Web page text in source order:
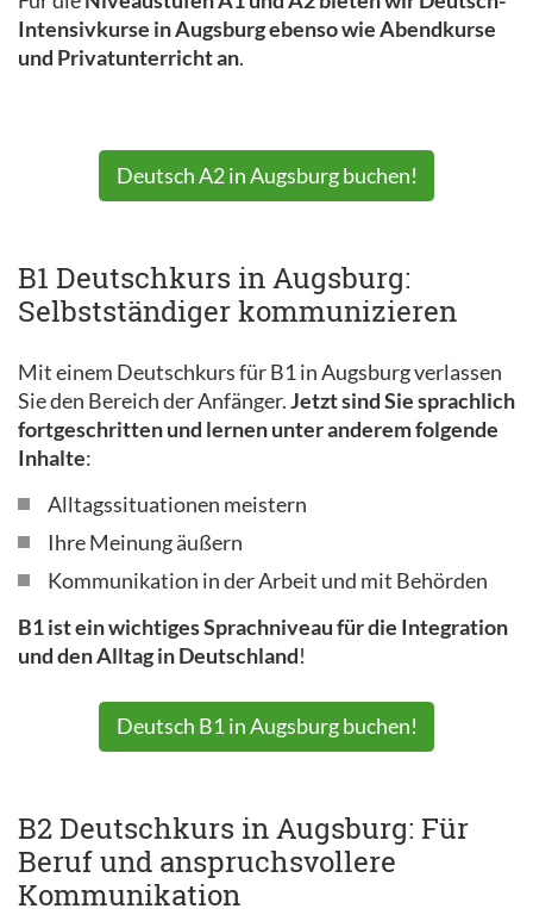
Intensivkurse in Augsburg ebenso wie Abendkurse
und Privatunterricht an.
Deutsch A2 in Augsburg buchen!
B1 Deutschkurs in Augsburg:
Selbstständiger kommunizieren
Mit einem Deutschkurs für B1 in Augsburg verlassen
Sie den Bereich der Anfänger.Jetzt sind Sie sprachlich
fortgeschritten und lernen unter anderem folgende
Inhalte:
Alltagssituationen meistern
Ihre Meinung äußern
Kommunikation in der Arbeit und mit Behörden
B1 ist ein wichtiges Sprachniveau für die Integration
und den Alltag in Deutschland!
Deutsch B1 in Augsburg buchen!
B2 Deutschkurs in Augsburg: Für
Beruf und anspruchsvollere
Kommunikation